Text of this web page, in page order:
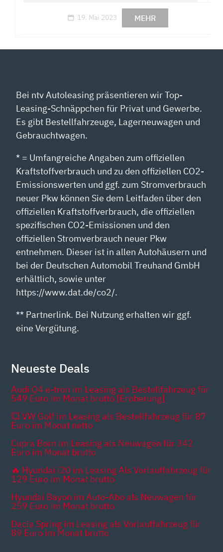
19. Mai 2023 MEHR
Bei ntv Autoleasing präsentieren wir Top-
Leasing-Schnäppchen für Privat und Gewerbe.
Es gibt Bestellfahrzeuge, Lagerneuwagen und
Gebrauchtwagen.
* = Umfangreiche Angaben zum offiziellen
Kraftstoffverbrauch und zu den offiziellen CO2-
Emissionswerten und ggf. zum Stromverbrauch
neuer Pkw können Sie dem Leitfaden über den
offiziellen Kraftstoffverbrauch, die offiziellen
spezifischen CO2-Emissionen und den
offiziellen Stromverbrauch neuer Pkw
entnehmen. Dieser ist in allen Autohäusern und
bei der Deutschen Automobil Treuhand GmbH
erhältlich, sowie unter
https://www.dat.de/co2/.
** Partnerlink. Bei Nutzung erhalten wir ggf.
eine Vergütung.
Neueste Deals
Audi Q4 e-tron im Leasing als Bestellfahrzeug für
549 Euro im Monat brutto [Eroberung]
💥 VW Golf im Leasing als Bestellfahrzeug für 87
Euro im Monat netto
Cupra Born im Leasing als Neuwagen für 342
Euro im Monat brutto
🔥 Hyundai i20 im Leasing Als Vorlauffahrzeug für
129 Euro im Monat brutto
Hyundai Bayon im Auto-Abo als Neuwagen für
259 Euro im Monat brutto
Dacia Spring im Leasing als Vorlauffahrzeug für
89 Euro im Monat brutto